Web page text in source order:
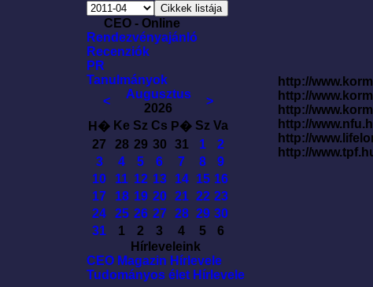
CEO - Online
Rendezvényajánló
Recenziók
PR
Tanulmányok
<
Augusztus
2026
>
H� Ke Sz Cs P� Sz Va
27
28 29 30 31 1
2
3
4 5 6 7 8
9
10
11 12 13 14 15 16
17
18 19 20 21 22 23
24
25 26 27 28 29 30
31
1 2 3 4 5
6
Hírleveleink
CEO Magazin Hírlevele
Tudományos élet Hírlevele
http://
http://
http://
http://
http://
http://